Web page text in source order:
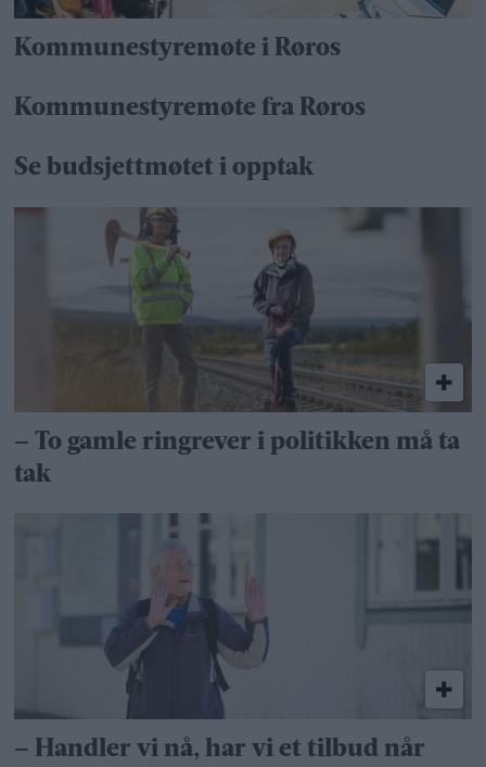
Kommunestyremøte i Røros
Kommunestyremøte fra Røros
Se budsjettmøtet i opptak
– To gamle ringrever i politikken må ta
tak
– Handler vi nå, har vi et tilbud når